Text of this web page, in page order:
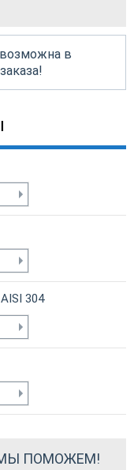
в
304
ПОМОЖЕМ!